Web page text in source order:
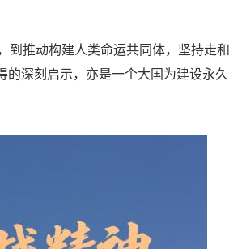
到推动构建人类命运共同体，坚持走和
深刻启示，亦是一个大国为建设永久